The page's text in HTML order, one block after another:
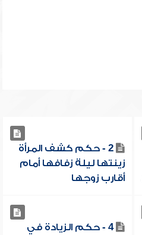
2 - حكم كشف المرأة
زينتها ليلة زفافها أمام
أقارب زوجها
4 - حكم الزيادة في